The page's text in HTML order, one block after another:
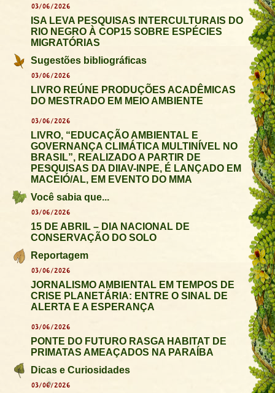
03/06/2026
ISA LEVA PESQUISAS INTERCULTURAIS DO
RIO NEGRO À COP15 SOBRE ESPÉCIES
MIGRATÓRIAS
Sugestões bibliográficas
03/06/2026
LIVRO REÚNE PRODUÇÕES ACADÊMICAS
DO MESTRADO EM MEIO AMBIENTE
03/06/2026
LIVRO, “EDUCAÇÃO AMBIENTAL E
GOVERNANÇA CLIMÁTICA MULTINÍVEL NO
BRASIL”, REALIZADO A PARTIR DE
PESQUISAS DA DIIAV-INPE, É LANÇADO EM
MACEIÓ/AL, EM EVENTO DO MMA
Você sabia que...
03/06/2026
15 DE ABRIL – DIA NACIONAL DE
CONSERVAÇÃO DO SOLO
Reportagem
03/06/2026
JORNALISMO AMBIENTAL EM TEMPOS DE
CRISE PLANETÁRIA: ENTRE O SINAL DE
ALERTA E A ESPERANÇA
03/06/2026
PONTE DO FUTURO RASGA HABITAT DE
PRIMATAS AMEAÇADOS NA PARAÍBA
Dicas e Curiosidades
03/06/2026